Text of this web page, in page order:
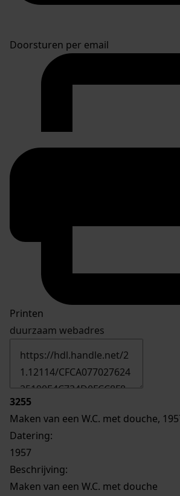
Doorsturen per email
Printen
duurzaam webadres
3255
Maken van een W.C. met douche,
Datering:
1957
Beschrijving:
Maken van een W.C. met douche